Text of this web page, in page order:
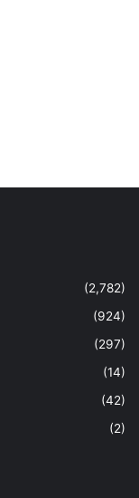
(2,782)
(924)
(297)
(14)
(42)
(2)